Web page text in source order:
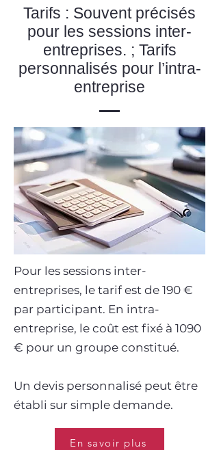
Tarifs : Souvent précisés
pour les sessions inter-
entreprises. ; Tarifs
personnalisés pour l’intra-
entreprise
Pour les sessions inter-
entreprises, le tarif est de 190 €
par participant. En intra-
entreprise, le coût est fixé à 1090
€ pour un groupe constitué.
Un devis personnalisé peut être
établi sur simple demande.
En savoir plus